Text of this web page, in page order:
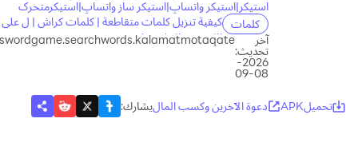
استیکر|استیکر واتساپ|استیکر ساز واتساپ|استیکرمتحرک
كلمات كيفية تنزيل كلمات متقاطعة | كلمات كراش | ل على
الكمبيوتر الخاص بك
آخر
تحديث:
2026-
08-09
تحميلAPK دعوة الآخرين وكسب الماليشارك: